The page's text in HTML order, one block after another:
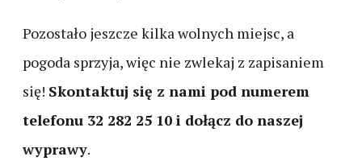
Pozostało jeszcze kilka wolnych miejsc, a
pogoda sprzyja, więc nie zwlekaj z zapisaniem
się! Skontaktuj się z nami pod numerem
telefonu 32 282 25 10 i dołącz do naszej
wyprawy.